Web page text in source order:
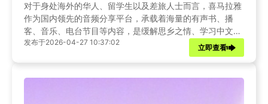
对于身处海外的华人、留学生以及差旅人士而言，喜马拉雅
作为国内领先的音频分享平台，承载着海量的有声书、播
客、音乐、电台节目等内容，是缓解思乡之情、学习中文、
了解国内文化的重要窗口。然而，由于版权地域限制和网络
IP屏蔽，海外用户直接打开喜马拉雅App时，往往会遭遇“该
示，大量优质音频内容无法播放。Sixfast回国加速器正是为
发布于2026-04-27 10:37:02
立即查看